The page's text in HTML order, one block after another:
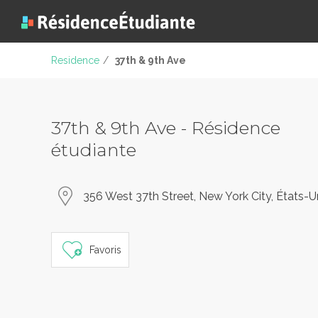
Residence / 37th & 9th Ave
37th & 9th Ave - Résidence
étudiante
356 West 37th Street, New York City, États-
Favoris